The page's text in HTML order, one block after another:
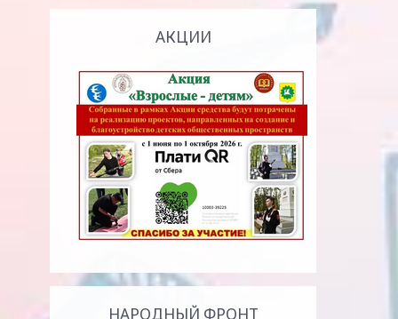
АКЦИИ
НАРОДНЫЙ ФРОНТ